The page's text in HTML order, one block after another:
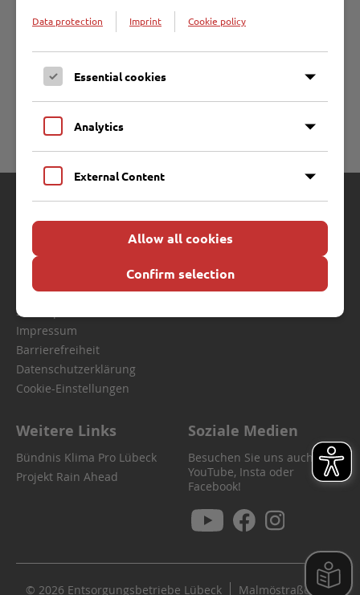
liegen, werden nicht mitgenommen!
diese auch vom29.12.2025bis
kostenlos zu den
bekannten Öffnungszeiten entgegen.
Lübeck, 17. Dezember 2025
Schnelle Links
Online Abfuhrkalender
Formulare und Anträge
Entsorgungsmagazin
Sitemap
Impressum
Barrierefreiheit
Datenschutzerklärung
Cookie-Einstellungen
Karriere
Aktuelle Stellenangebote
Praktikum bei den EBL
Weitere Links
Bündnis Klima Pro Lübeck
Projekt Rain Ahead
Soziale Medien
Besuchen Sie uns auch auf
YouTube, Insta oder
Facebook!
© 2026 Entsorgungsbetriebe Lübeck Malmöstraße 22
Data protection Imprint Cookie policy
Essential cookies
Analytics
External Content
Allow all cookies
Confirm selection